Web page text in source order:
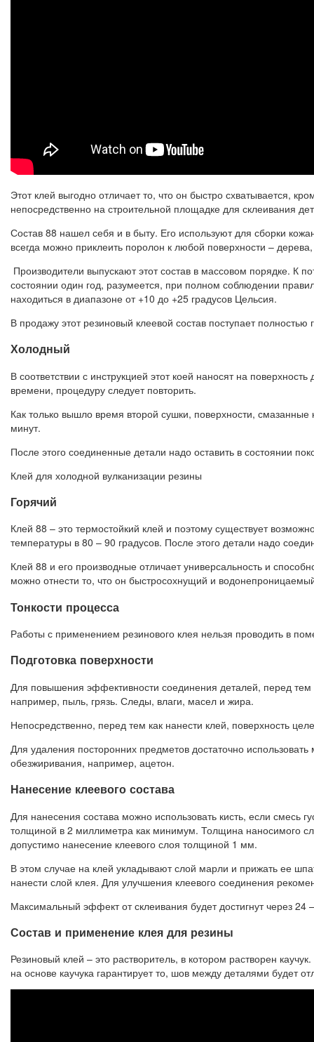
Этот клей выгодно отличает то, что он быстро схватывается,
непосредственно на строительной площадке для склеивания
Состав 88 нашел себя и в быту. Его используют для сборки
всегда можно приклеить поролон к любой поверхности –
Производители выпускают этот состав в массовом порядке. К
состоянии один год, разумеется, при полном соблюдении
находиться в диапазоне от +10 до +25 градусов Цельсия.
В продажу этот резиновый клеевой состав поступает
Холодный
В соответствии с инструкцией этот коей наносят на
времени, процедуру следует повторить.
Как только вышло время второй сушки, поверхности,
минут.
После этого соединенные детали надо оставить в состоянии
Клей для холодной вулканизации резины
Горячий
Клей 88 – это термостойкий клей и поэтому существует
температуры в 80 – 90 градусов. После этого детали надо
Клей 88 и его производные отличает универсальность и
можно отнести то, что он быстросохнущий и
Тонкости процесса
Работы с применением резинового клея нельзя проводить в
Подготовка поверхности
Для повышения эффективности соединения деталей, перед тем
например, пыль, грязь. Следы, влаги, масел и жира.
Непосредственно, перед тем как нанести клей, поверхность
Для удаления посторонних предметов достаточно
обезжиривания, например, ацетон.
Нанесение клеевого состава
Для нанесения состава можно использовать кисть, если
толщиной в 2 миллиметра как минимум. Толщина наносимого
допустимо нанесение клеевого слоя толщиной 1 мм.
В этом случае на клей укладывают слой марли и прижать ее
нанести слой клея. Для улучшения клеевого соединения
Максимальный эффект от склеивания будет достигнут через 24
Состав и применение клея для резины
Резиновый клей – это растворитель, в котором растворен
на основе каучука гарантирует то, шов между деталями будет